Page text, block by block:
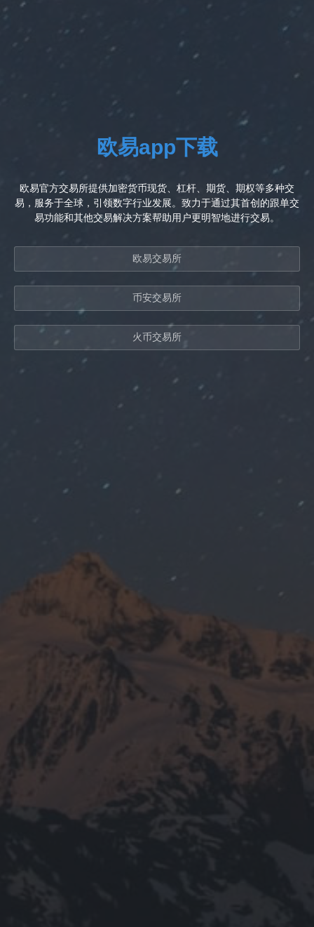
欧易app下载
欧易官方交易所提供加密货币现货、杠杆、期货、期权等多种交
易，服务于全球，引领数字行业发展。致力于通过其首创的跟单交
易功能和其他交易解决方案帮助用户更明智地进行交易。
欧易交易所
币安交易所
火币交易所